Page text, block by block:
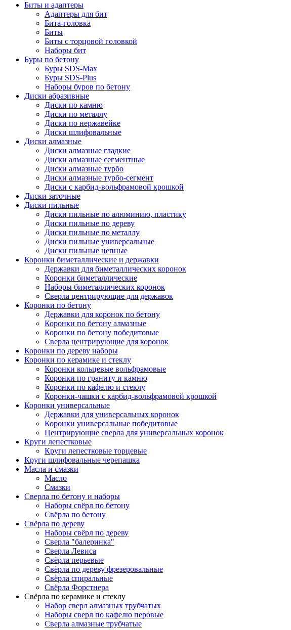
Биты и адаптеры
Адаптеры для бит
Бита-головка
Биты
Биты с торцовой головкой
Наборы бит
Буры по бетону
Буры SDS-Max
Буры SDS-Plus
Наборы буров по бетону
Диски абразивные
Диски по камню
Диски по металлу
Диски по нержавейке
Диски шлифовальные
Диски алмазные
Диски алмазные гладкие
Диски алмазные сегментные
Диски алмазные турбо
Диски алмазные турбо-сегмент
Диски с карбид-вольфрамовой крошкой
Диски заточные
Диски пильные
Диски пильные по алюминию, пластику
Диски пильные по дереву
Диски пильные по металлу
Диски пильные универсальные
Диски пильные цепные
Коронки биметаллические и державки
Державки для биметаллических коронок
Коронки биметаллические
Наборы биметаллических коронок
Сверла центрирующие для державок
Коронки по бетону
Державки для коронок по бетону
Коронки по бетону алмазные
Коронки по бетону победитовые
Сверла центрирующие для коронок
Коронки по дереву наборы
Коронки по керамике и стеклу
Коронки кольцевые вольфрамовые
Коронки по граниту и камню
Коронки по кафелю и стеклу
Коронки-чашки с карбид-вольфрамовой крошкой
Коронки универсальные
Державки для универсальных коронок
Коронки универсальные победитовые
Центрирующие сверла для универсальных коронок
Круги лепестковые
Круги лепестковые торцевые
Круги шлифовальные черепашка
Масла и смазки
Масло
Смазки
Сверла по бетону и наборы
Наборы свёрл по бетону
Свёрла по бетону
Свёрла по дереву
Наборы свёрл по дереву
Сверла "балеринка"
Сверла Левиса
Свёрла перьевые
Свёрла по дереву фрезеровальные
Свёрла спиральные
Свёрла Форстнера
Свёрла по керамике и стеклу
Набор сверл алмазных трубчатых
Наборы сверл по кафелю перовые
Сверла алмазные трубчатые